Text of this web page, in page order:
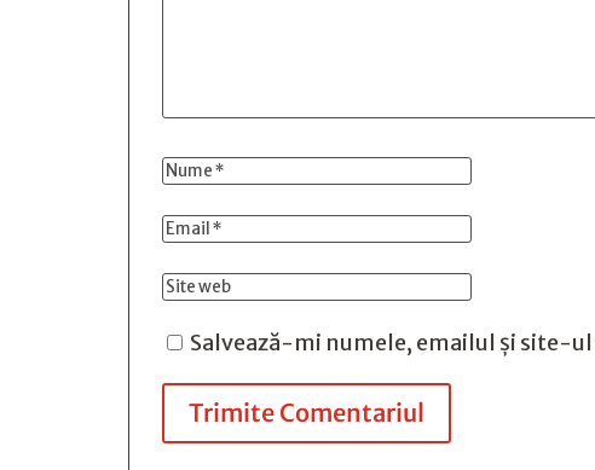
Salvează-mi numele, emailul și site-
Trimite Comentariul